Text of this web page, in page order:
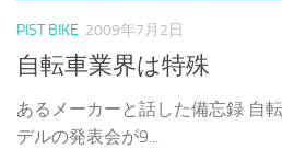
PIST BIKE 2009年7月2日
自転車業界は特殊
あるメーカーと話した備忘録 自
デルの発表会が9...